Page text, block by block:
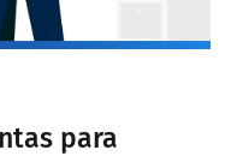
para